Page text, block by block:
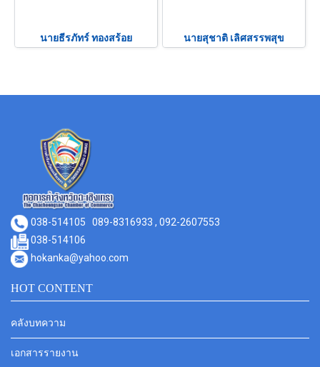
นายธีรภัทร์ ทองสร้อย นายสุชาติ เลิศสรรพสุข
038-514105 089-8316933 , 092-2607553
038-514106
hokanka@yahoo.com
HOT CONTENT
คลังบทความ
เอกสารรายงาน